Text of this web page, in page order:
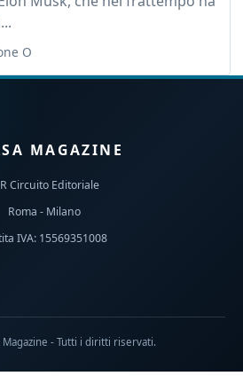
O
MAGAZINE
Circuito Editoriale
Roma - Milano
IVA: 15569351008
- Tutti i diritti riservati.